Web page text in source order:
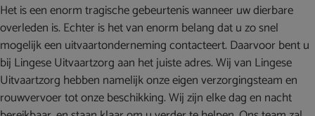
Het is een enorm tragische gebeurtenis wanneer uw dierbare
overleden is. Echter is het van enorm belang dat u zo snel
mogelijk een uitvaartonderneming contacteert. Daarvoor bent u
bij Lingese Uitvaartzorg aan het juiste adres. Wij van Lingese
Uitvaartzorg hebben namelijk onze eigen verzorgingsteam en
rouwvervoer tot onze beschikking. Wij zijn elke dag en nacht